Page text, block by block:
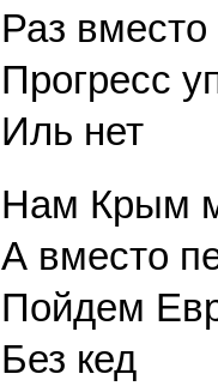
Раз вместо
Прогресс
Иль нет
Нам Крым
А вместо
Пойдем
Без кед